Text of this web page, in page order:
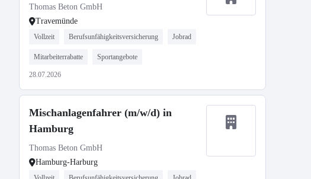
Thomas Beton GmbH
Travemünde
Vollzeit Berufsunfähigkeitsversicherung Jobrad
Mitarbeiterrabatte Sportangebote
28.07.2026
Mischanlagenfahrer (m/w/d) in
Hamburg
Thomas Beton GmbH
Hamburg-Harburg